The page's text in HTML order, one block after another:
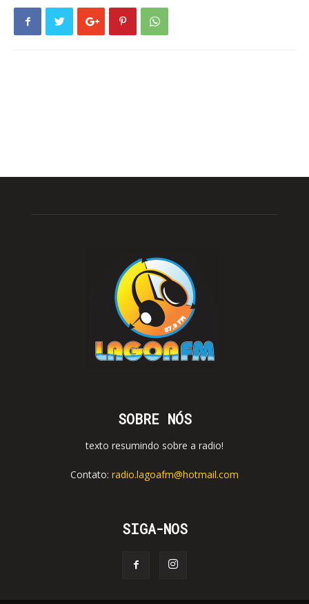
SOBRE NÓS
texto resumindo sobre a radio!
Contato: radio.lagoafm@hotmail.com
SIGA-NOS